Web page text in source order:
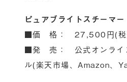
ピュアブライトスチーマー
■価 格： 27,500円(税
■発 売： 公式オンライ
ル(楽天市場、Amazon、